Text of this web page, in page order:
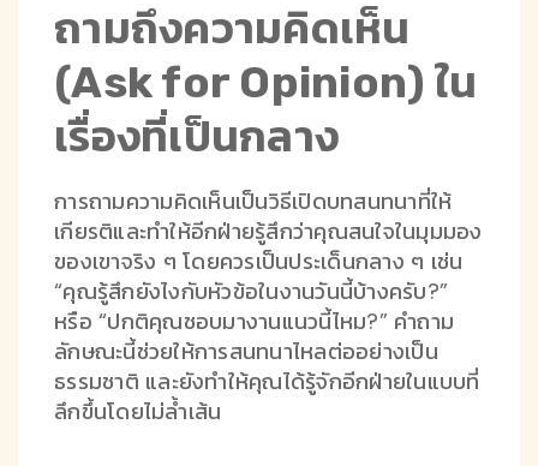
ถามถึงความคิดเห็น
(Ask for Opinion) ใน
เรื่องที่เป็นกลาง
การถามความคิดเห็นเป็นวิธีเปิดบทสนทนาที่ให้
เกียรติและทำให้อีกฝ่ายรู้สึกว่าคุณสนใจในมุมมอง
ของเขาจริง ๆ โดยควรเป็นประเด็นกลาง ๆ เช่น
“คุณรู้สึกยังไงกับหัวข้อในงานวันนี้บ้างครับ?”
หรือ “ปกติคุณชอบมางานแนวนี้ไหม?” คำถาม
ลักษณะนี้ช่วยให้การสนทนาไหลต่ออย่างเป็น
ธรรมชาติ และยังทำให้คุณได้รู้จักอีกฝ่ายในแบบที่
ลึกขึ้นโดยไม่ล้ำเส้น